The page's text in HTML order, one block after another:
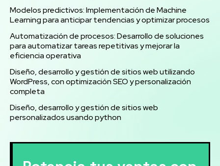
Modelos predictivos: Implementación de Machine
Learning para anticipar tendencias y optimizar procesos
Automatización de procesos: Desarrollo de soluciones
para automatizar tareas repetitivas y mejorar la
eficiencia operativa
Diseño, desarrollo y gestión de sitios web utilizando
WordPress, con optimización SEO y personalización
completa
Diseño, desarrollo y gestión de sitios web
personalizados usando python